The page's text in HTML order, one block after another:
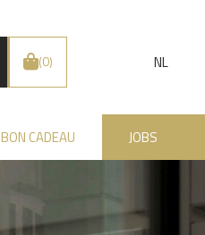
NL
(0)
BON CADEAU JOBS